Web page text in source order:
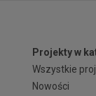
Projekty w
Wszystkie
Nowości